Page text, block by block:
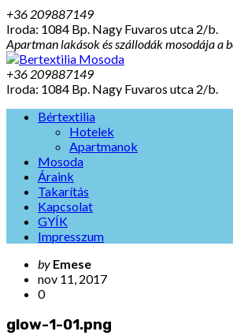
+36 209887149
Iroda: 1084 Bp. Nagy Fuvaros utca 2/b.
Apartman lakások és szállodák mosodája a
+36 209887149
Iroda: 1084 Bp. Nagy Fuvaros utca 2/b.
Bértextilia
Hotelek
Apartmanok
Mosoda
Áraink
Takarítás
Kapcsolat
GYÍK
Impresszum
by Emese
nov 11, 2017
0
glow-1-01.png